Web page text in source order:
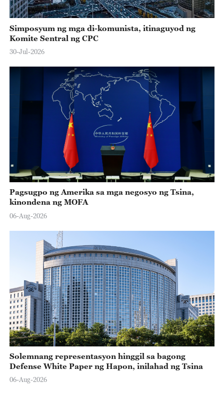
Simposyum ng mga di-komunista, itinaguyod ng
Komite Sentral ng CPC
30-Jul-2026
Pagsugpo ng Amerika sa mga negosyo ng Tsina,
kinondena ng MOFA
06-Aug-2026
Solemnang representasyon hinggil sa bagong
Defense White Paper ng Hapon, inilahad ng Tsina
06-Aug-2026